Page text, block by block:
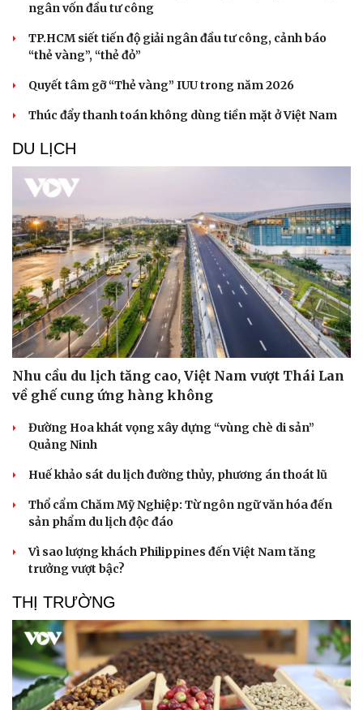
Sức khỏe
Dinh dưỡng - món ngon
Đời sống
Nhà đẹp
ngân vốn đầu tư công
TP.HCM siết tiến độ giải ngân đầu tư công, cảnh báo
“thẻ vàng”, “thẻ đỏ”
Quyết tâm gỡ “Thẻ vàng” IUU trong năm 2026
Thúc đẩy thanh toán không dùng tiền mặt ở Việt Nam
DU LỊCH
Nhu cầu du lịch tăng cao, Việt Nam vượt Thái Lan
về ghế cung ứng hàng không
Đường Hoa khát vọng xây dựng “vùng chè di sản”
Quảng Ninh
Huế khảo sát du lịch đường thủy, phương án thoát lũ
Thổ cẩm Chăm Mỹ Nghiệp: Từ ngôn ngữ văn hóa đến
sản phẩm du lịch độc đáo
Vì sao lượng khách Philippines đến Việt Nam tăng
trưởng vượt bậc?
THỊ TRƯỜNG